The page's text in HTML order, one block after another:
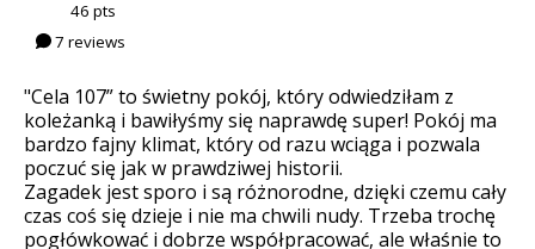
46 pts
7 reviews
"Cela 107” to świetny pokój, który odwiedziłam z
koleżanką i bawiłyśmy się naprawdę super! Pokój ma
bardzo fajny klimat, który od razu wciąga i pozwala
poczuć się jak w prawdziwej historii.
Zagadek jest sporo i są różnorodne, dzięki czemu cały
czas coś się dzieje i nie ma chwili nudy. Trzeba trochę
pogłówkować i dobrze współpracować, ale właśnie to